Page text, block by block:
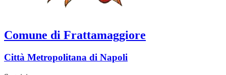
Comune di Frattamaggiore
Città Metropolitana di Napoli